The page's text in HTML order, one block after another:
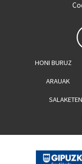
HONI BURUZ
ARAUAK